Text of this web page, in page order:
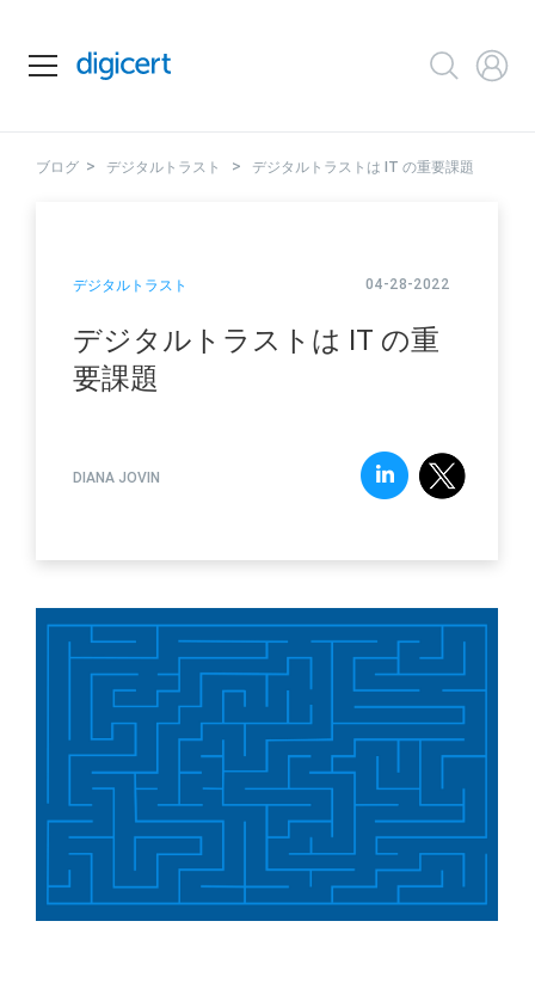
ブログ > デジタルトラスト > デジタルトラストは IT の重要課題
デジタルトラスト 04-28-2022
デジタルトラストは IT の重
要課題
DIANA JOVIN